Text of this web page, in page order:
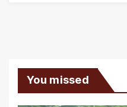
You missed